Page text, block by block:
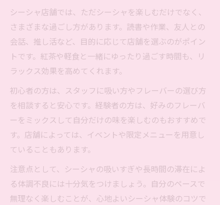
シーシャ店舗では、ただシーシャを楽しむだけでなく、
さまざまな過ごし方があります。読書や作業、友人との
会話、推し活など、目的に応じて店舗を選ぶのがポイン
トです。紅茶や軽食と一緒にゆったり過ごす時間も、リ
ラックス効果を高めてくれます。
初心者の方は、スタッフに吸い方やフレーバーの選び方
を相談すると安心です。経験者の方は、好みのフレーバ
ーをミックスして自分だけの味を楽しむのもおすすめで
す。店舗によっては、イベントや限定メニューを用意し
ていることもあります。
注意点として、シーシャの吸いすぎや長時間の滞在によ
る体調不良には十分気をつけましょう。自分のペースで
無理なく楽しむことが、心地よいシーシャ体験のコツで